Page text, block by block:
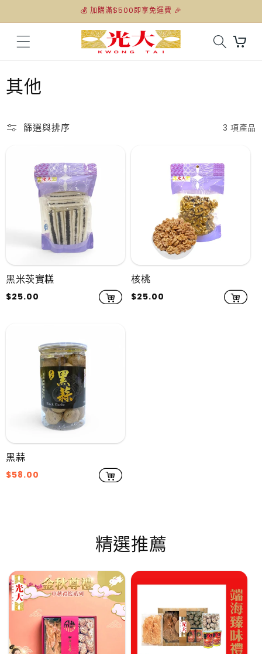
💰 加購滿$500即享免運費 🎉
購
物
商
系
其他
篩選與排序 3 項產品
黑米茨實糕
定
$25.00
核桃
定
$25.00
黑蒜
售
$58.00
精選推薦